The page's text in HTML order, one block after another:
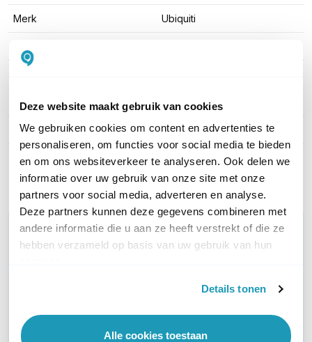
Deze website maakt gebruik van cookies
We gebruiken cookies om content en advertenties te
personaliseren, om functies voor social media te bieden
en om ons websiteverkeer te analyseren. Ook delen we
informatie over uw gebruik van onze site met onze
partners voor social media, adverteren en analyse.
Deze partners kunnen deze gegevens combineren met
andere informatie die u aan ze heeft verstrekt of die ze
hebben verzameld op basis van uw gebruik van hun
Details tonen
Alle cookies toestaan
Merk Ubiquiti
Kabel lengte 5 meter
Connector type SFP28 naar SFP28
Toon meer
WIL JIJ ADVIES OP MAAT?
Vraag het onze experts!
E-mail